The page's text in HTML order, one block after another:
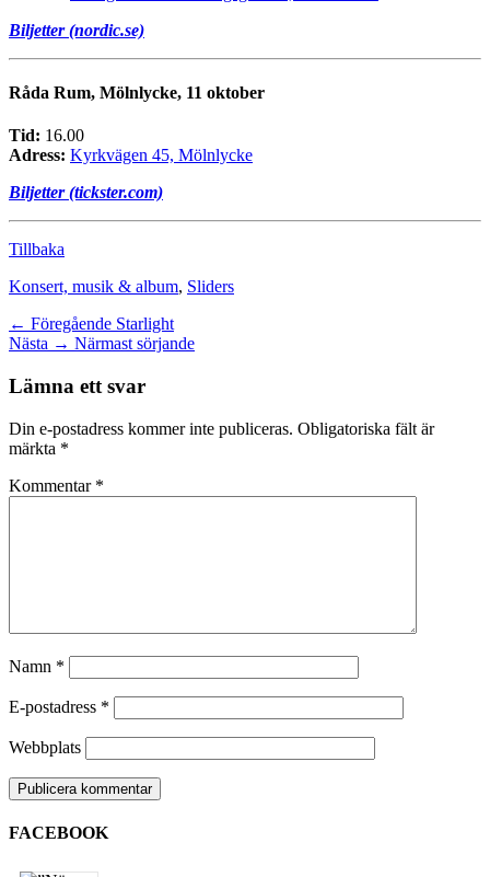
Biljetter (nordic.se)
Råda Rum, Mölnlycke, 11 oktober
Tid: 16.00
Adress: Kyrkvägen 45, Mölnlycke
Biljetter (tickster.com)
Tillbaka
Kategorier
Konsert, musik & album, Sliders
Inläggsnavigering
← Föregående Föregående
inlägg:
Starlight
Nästa → Nästa
Närmast sörjande
Lämna ett svar
Din e-postadress kommer inte publiceras. Obligatoriska fält är
märkta *
Kommentar *
Namn *
E-postadress *
Webbplats
FACEBOOK